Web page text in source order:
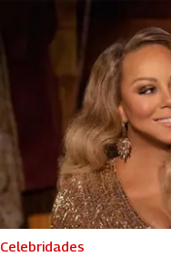
Celebridades